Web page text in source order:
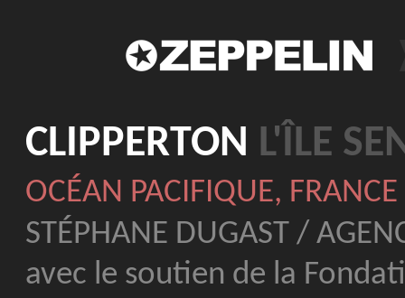
CLIPPERTON L'ÎLE
OCÉAN PACIFIQUE, FRANCE
STÉPHANE DUGAST /
avec le soutien de la